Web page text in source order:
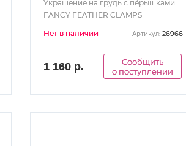
Украшение на грудь с пёрышками
FANCY FEATHER CLAMPS
Нет в наличии
Артикул: 26966
1 160 р.
Сообщить
о поступлении